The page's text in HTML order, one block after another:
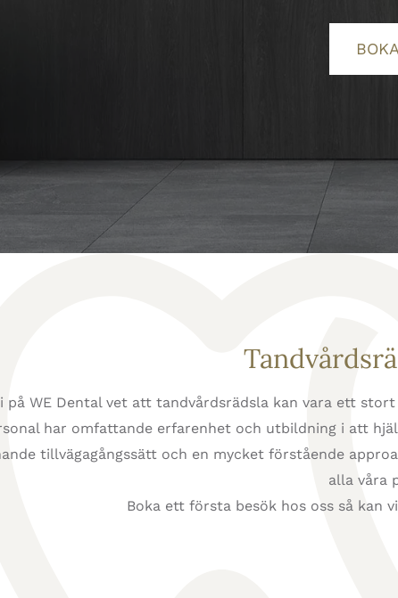
på WE Dental vet att tandvårdsrädsla kan vara ett
har omfattande erfarenhet och utbildning i att
tillvägagångssätt och en mycket förstående
alla våra
Boka ett första besök hos oss så kan